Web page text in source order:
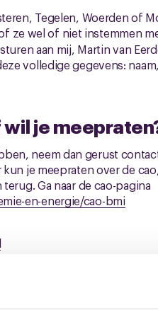
Tegelen, Woerden of
ze wel of niet instemmen
aan mij, Martin van
volledige gegevens:
je
neem dan gerust
kun je meepraten over de
Ga naar de cao-pagina
en-energie/cao-bmi